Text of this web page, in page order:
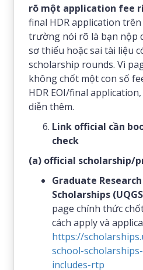
rõ một application fee
final HDR application
trường nói rõ là bạn nộp
sơ thiếu hoặc sai tài liệu
scholarship rounds. Vì
không chốt một con số
HDR EOI/final
diễn thêm.
Link official cần
check
(a) official scholarship/
Graduate
Scholarships
page chính thức
cách apply và
https://
school-
includes-rtp